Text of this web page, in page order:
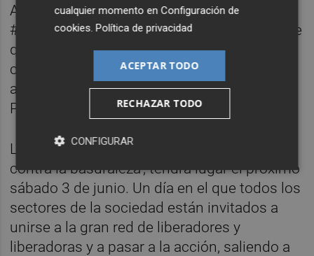
Aparte de formar parte de
#MiPuebloSinBasuraleza, los municipios que
quieran dar un paso más en su compromiso
con el medioambiente pueden participar en
alguna de las recogidas que organiza el
Proyecto LIBERA a lo largo del año.
La próxima, la séptima edición de ‘1m2
contra la basuraleza’, tendrá lugar el próximo
sábado 3 de junio. Un día en el que todos los
sectores de la sociedad están invitados a
unirse a la gran red de liberadores y
liberadoras y a pasar a la acción, saliendo a
cualquier momento enConfiguración de
cookies.Política de privacidad
ACEPTAR TODO
RECHAZAR TODO
CONFIGURAR